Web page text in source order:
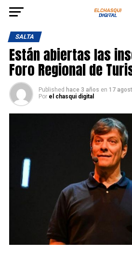
SALTA
Están abiertas las
Foro Regional de
Published hace 3 años en 17
Por el chasqui digital